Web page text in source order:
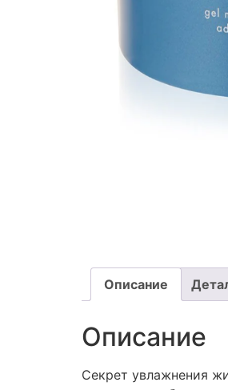
Описание
Описание
Секрет увлажнения